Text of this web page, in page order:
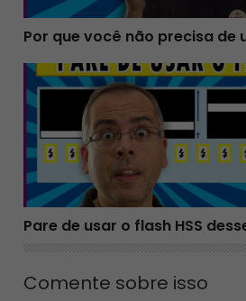
Por que você não precisa de
Pare de usar o flash HSS desse
Pare de usar o flash HSS
Comente sobre isso